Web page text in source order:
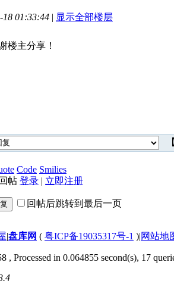
01:33:44 | 显示全部楼层
楼主分享！
Code Smilies
帖 登录 | 立即注册
回帖后跳转到最后一页
|盘库网 ( 粤ICP备19035317号-1 )|网站地
, Processed in 0.064855 second(s), 17